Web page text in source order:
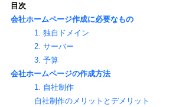
目次
会社ホームページ作成に必要なもの
1. 独自ドメイン
2. サーバー
3. 予算
会社ホームページの作成方法
1. 自社制作
自社制作のメリットとデメリット